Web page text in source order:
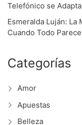
Telefónico se
Esmeralda Luján: La
Cuando Todo
Categorías
Amor
Apuestas
Belleza